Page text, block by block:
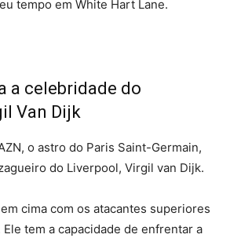
tempo em White Hart Lane.
a celebridade do
Van Dijk
o astro do Paris Saint-Germain,
do Liverpool, Virgil van Dijk.
cima com os atacantes superiores
tem a capacidade de enfrentar a